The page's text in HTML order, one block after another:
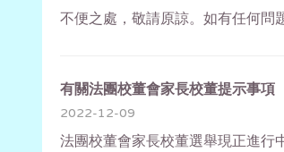
不便之處，敬請原諒。如有任何問
有關法團校董會家長校董提示事項
2022-12-09
法團校董會家長校董選舉現正進行